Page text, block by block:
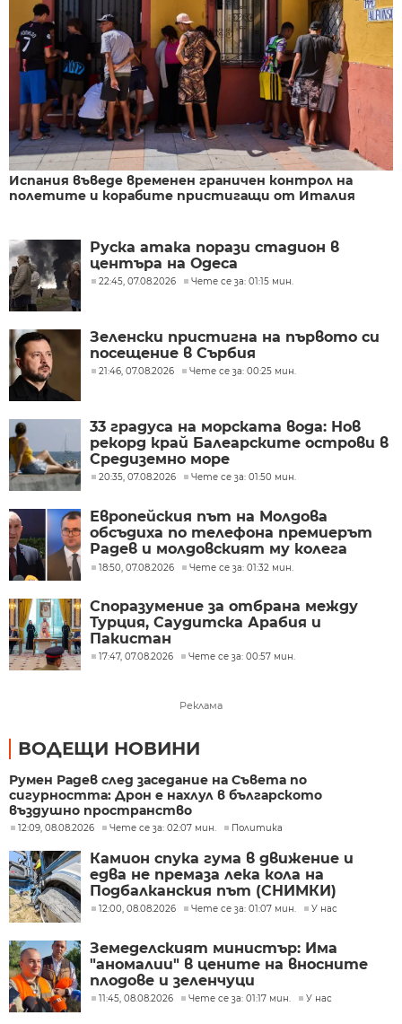
Испания въведе временен граничен контрол на
полетите и корабите пристигащи от Италия
Руска атака порази стадион в
центъра на Одеса
22:45, 07.08.2026 Чете се за: 01:15 мин.
Зеленски пристигна на първото си
посещение в Сърбия
21:46, 07.08.2026 Чете се за: 00:25 мин.
33 градуса на морската вода: Нов
рекорд край Балеарските острови в
Средиземно море
20:35, 07.08.2026 Чете се за: 01:50 мин.
Европейския път на Молдова
обсъдиха по телефона премиерът
Радев и молдовският му колега
Тофан
18:50, 07.08.2026 Чете се за: 01:32 мин.
Споразумение за отбрана между
Турция, Саудитска Арабия и
Пакистан
17:47, 07.08.2026 Чете се за: 00:57 мин.
Реклама
ВОДЕЩИ НОВИНИ
Румен Радев след заседание на Съвета по
сигурността: Дрон е нахлул в българското
въздушно пространство
12:09, 08.08.2026 Чете се за: 02:07 мин. Политика
Камион спука гума в движение и
едва не премаза лека кола на
Подбалканския път (СНИМКИ)
12:00, 08.08.2026 Чете се за: 01:07 мин. У нас
Земеделският министър: Има
"аномалии" в цените на вносните
плодове и зеленчуци
11:45, 08.08.2026 Чете се за: 01:17 мин. У нас